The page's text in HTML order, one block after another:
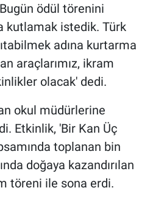
ödül törenini
kutlamak istedik. Türk
adına kurtarma
araçlarımız, ikram
olacak' dedi.
okul müdürlerine
Etkinlik, 'Bir Kan Üç
toplanan bin
doğaya kazandırılan
töreni ile sona erdi.